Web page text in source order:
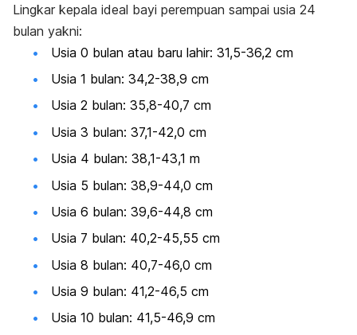
Lingkar kepala ideal bayi perempuan sampai usia 24
bulan yakni:
Usia 0 bulan atau baru lahir: 31,5-36,2 cm
Usia 1 bulan: 34,2-38,9 cm
Usia 2 bulan: 35,8-40,7 cm
Usia 3 bulan: 37,1-42,0 cm
Usia 4 bulan: 38,1-43,1 m
Usia 5 bulan: 38,9-44,0 cm
Usia 6 bulan: 39,6-44,8 cm
Usia 7 bulan: 40,2-45,55 cm
Usia 8 bulan: 40,7-46,0 cm
Usia 9 bulan: 41,2-46,5 cm
Usia 10 bulan: 41,5-46,9 cm